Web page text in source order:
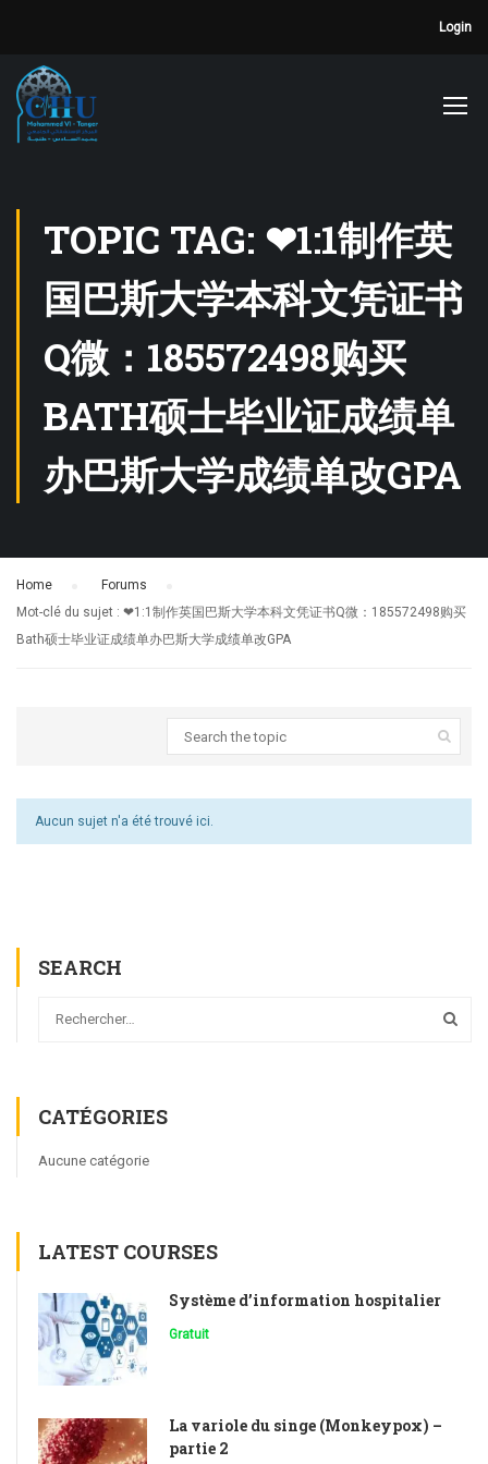
Login
TOPIC TAG: ❤1:1制作英
国巴斯大学本科文凭证书
Q微：185572498购买
BATH硕士毕业证成绩单
办巴斯大学成绩单改GPA
Home Forums
Mot-clé du sujet : ❤1:1制作英国巴斯大学本科文凭证书Q微：185572498购买
Bath硕士毕业证成绩单办巴斯大学成绩单改GPA
Aucun sujet n'a été trouvé ici.
SEARCH
CATÉGORIES
Aucune catégorie
LATEST COURSES
Système d’information hospitalier
Gratuit
La variole du singe (Monkeypox) –
partie 2